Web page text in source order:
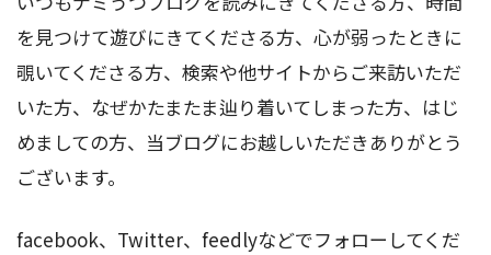
を見つけて遊びにきてくださる方、心が弱ったときに
覗いてくださる方、検索や他サイトからご来訪いただ
いた方、なぜかたまたま辿り着いてしまった方、はじ
めましての方、当ブログにお越しいただきありがとう
ございます。
facebook、Twitter、feedlyなどでフォローしてくだ